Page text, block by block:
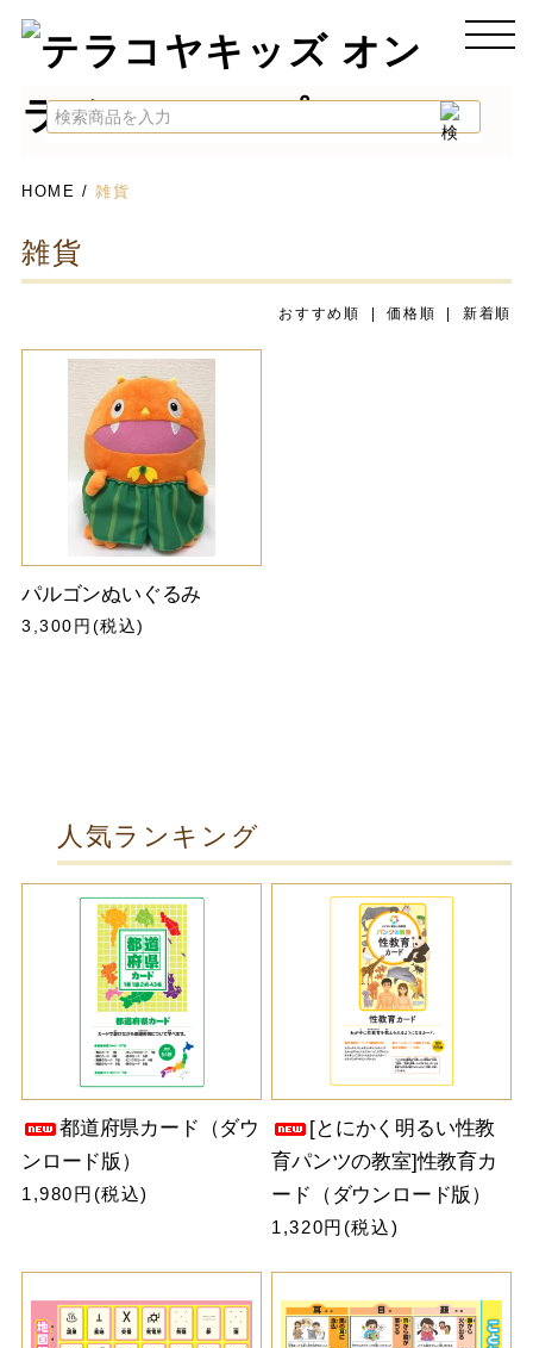
HOME /雑貨
雑貨
おすすめ順 | 価格順 |新着順
パルゴンぬいぐるみ
3,300円(税込)
人気ランキング
都道府県カード（ダウ
ンロード版）
1,980円(税込)
[とにかく明るい性教
育パンツの教室]性教育カ
ード（ダウンロード版）
1,320円(税込)